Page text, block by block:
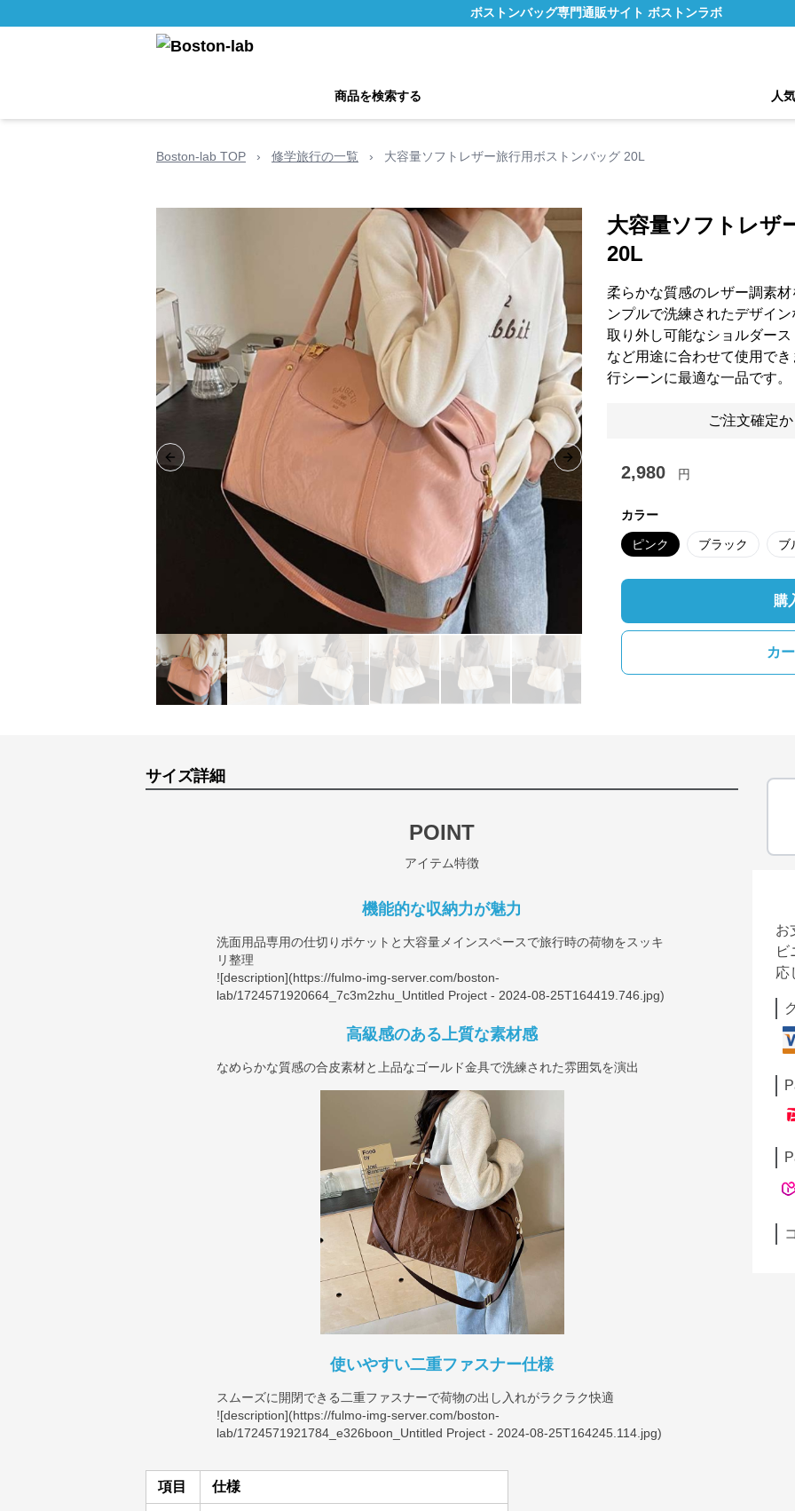
ボストンバッグ専門通販サイト ボストンラボ
商品を検索する 人
Boston-lab TOP › 修学旅行の一覧 › 大容量ソフトレザー旅行用ボストンバッグ 20L
Previous slide Next slide
大容量ソフトレザ
20L
柔らかな質感のレザー調素
ンプルで洗練されたデザイ
取り外し可能なショルダー
など用途に合わせて使用で
行シーンに最適な一品です。
ご注文確定
2,980 円
カラー
ピンク ブラック ブ
購
カ
サイズ詳細
POINT
アイテム特徴
機能的な収納力が魅力
洗面用品専用の仕切りポケットと大容量メインスペースで旅行時の荷物をスッキ
リ整理
![description](https://fulmo-img-server.com/boston-
lab/1724571920664_7c3m2zhu_Untitled Project - 2024-08-25T164419.746.jpg)
高級感のある上質な素材感
なめらかな質感の合皮素材と上品なゴールド金具で洗練された雰囲気を演出
使いやすい二重ファスナー仕様
スムーズに開閉できる二重ファスナーで荷物の出し入れがラクラク快適
![description](https://fulmo-img-server.com/boston-
lab/1724571921784_e326boon_Untitled Project - 2024-08-25T164245.114.jpg)
項目 仕様
お
ビ
応